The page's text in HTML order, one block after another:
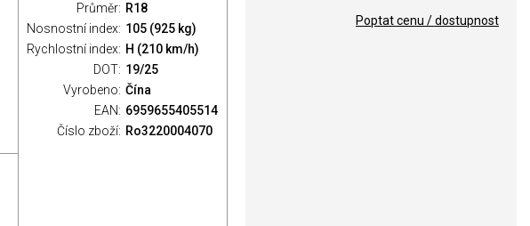
Průměr: R18
Nosnostní index: 105 (925 kg)
Rychlostní index: H (210 km/h)
DOT: 19/25
Vyrobeno: Čína
EAN: 6959655405514
Číslo zboží: Ro3220004070
Poptat cenu / dostupnost